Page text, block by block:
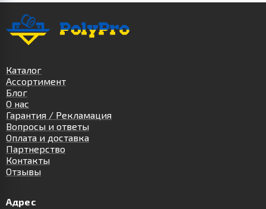
Каталог
Ассортимент
Блог
О нас
Гарантия / Рекламация
Вопросы и ответы
Оплата и доставка
Партнерство
Контакты
Отзывы
Адрес